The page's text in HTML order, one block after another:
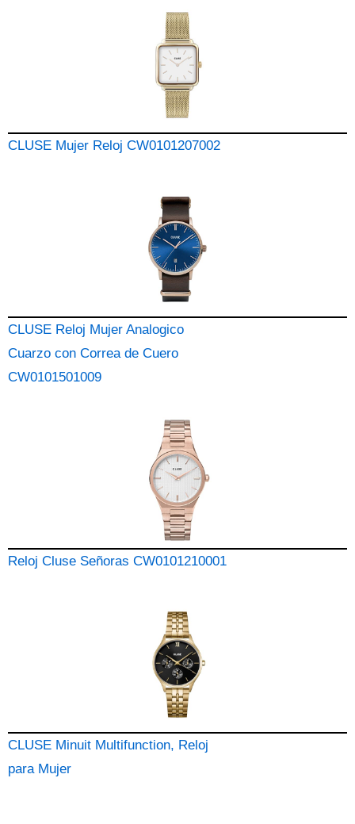
CLUSE Mujer Reloj CW0101207002
CLUSE Reloj Mujer Analogico
Cuarzo con Correa de Cuero
CW0101501009
Reloj Cluse Señoras CW0101210001
CLUSE Minuit Multifunction, Reloj
para Mujer